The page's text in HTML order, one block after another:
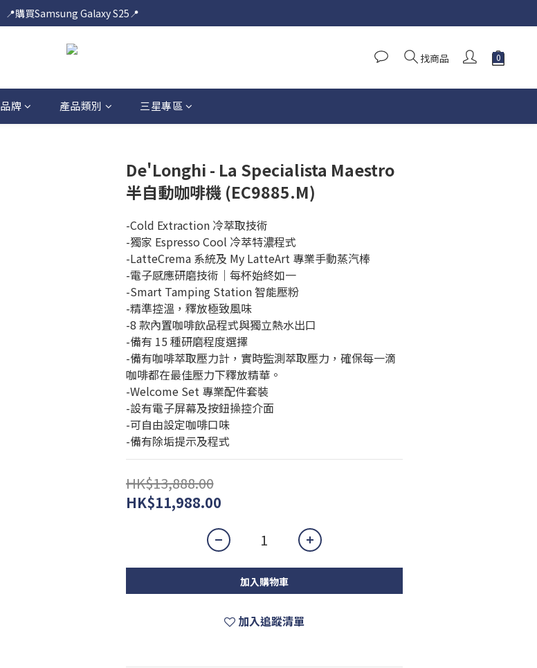
📍購買Samsung Galaxy S25📍
🎟️即送您$50超市電子購物禮券🎟️
🎟️優惠價加購Samsung Care+🎟️
找商品
品牌 產品類別 三星專區
De'Longhi - La Specialista Maestro
半自動咖啡機 (EC9885.M)
-Cold Extraction 冷萃取技術
-獨家 Espresso Cool 冷萃特濃程式
-LatteCrema 系統及 My LatteArt 專業手動蒸汽棒
-電子感應研磨技術｜每杯始終如一
-Smart Tamping Station 智能壓粉
-精準控溫，釋放極致風味
-8 款內置咖啡飲品程式與獨立熱水出口
-備有 15 種研磨程度選擇
-備有咖啡萃取壓力計，實時監測萃取壓力，確保每一滴
咖啡都在最佳壓力下釋放精華。
-Welcome Set 專業配件套裝
-設有電子屏幕及按鈕操控介面
-可自由設定咖啡口味
-備有除垢提示及程式
HK$13,888.00
HK$11,988.00
加入購物車
加入追蹤清單